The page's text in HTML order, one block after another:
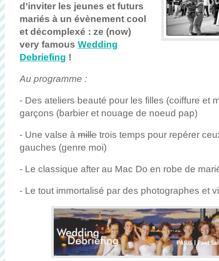
d’inviter les jeunes et futurs
mariés à un évènement cool
et décomplexé : ze (now)
very famous Wedding
Debriefing !
Au programme :
- Des ateliers beauté pour les filles (coiffure et
garçons (barbier et nouage de noeud pap)
- Une valse à mille trois temps pour repérer
gauches (genre moi)
- Le classique after au Mac Do en robe de
- Le tout immortalisé par des photographes et